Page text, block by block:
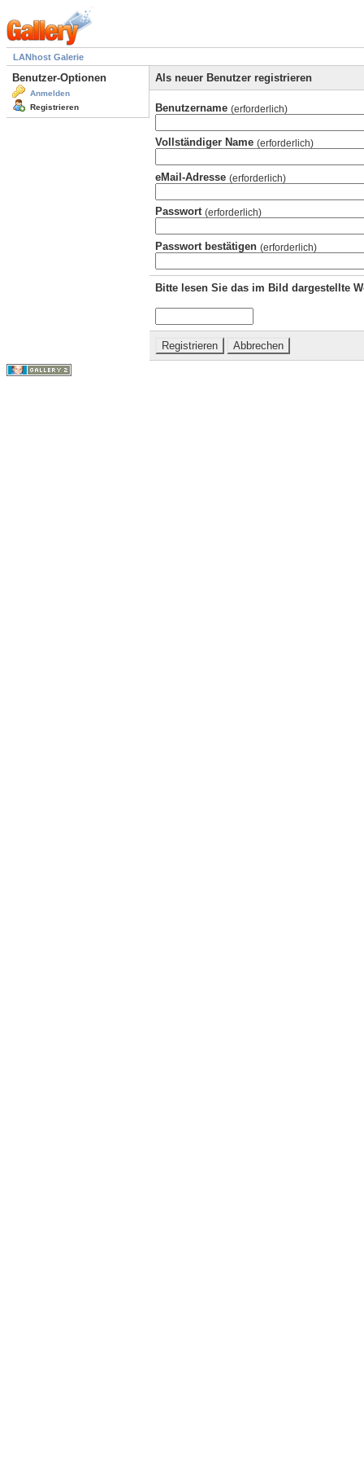
LANhost Galerie
Benutzer-Optionen
Anmelden
Registrieren
Als neuer Benutzer registrieren
Benutzername (erforderlich)
Vollständiger Name (erforderlich)
eMail-Adresse (erforderlich)
Passwort (erforderlich)
Passwort bestätigen (erforderlich)
Bitte lesen Sie das im Bild dargestellte